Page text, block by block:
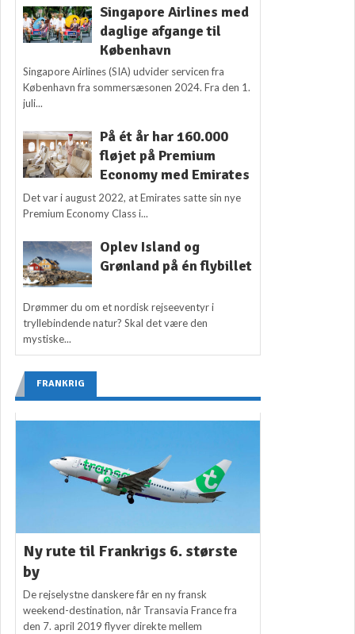
Singapore Airlines med
daglige afgange til
København
Singapore Airlines (SIA) udvider servicen fra
København fra sommersæsonen 2024. Fra den 1.
juli...
På ét år har 160.000
fløjet på Premium
Economy med Emirates
Det var i august 2022, at Emirates satte sin nye
Premium Economy Class i...
Oplev Island og
Grønland på én flybillet
Drømmer du om et nordisk rejseeventyr i
tryllebindende natur? Skal det være den
mystiske...
FRANKRIG
Ny rute til Frankrigs 6. største
by
De rejselystne danskere får en ny fransk
weekend-destination, når Transavia France fra
den 7. april 2019 flyver direkte mellem